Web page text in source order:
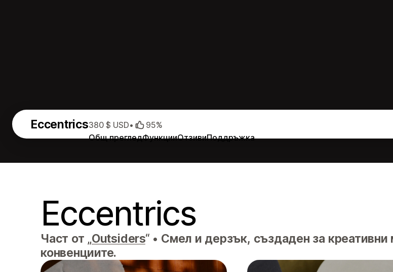
Eccentrics
Общ прегледФункцииОтзивиПоддръжка
380 $ USD• 95%
Eccentrics
Част от „Outsiders“ • Смел и дерзък, създаден за креативни
конвенциите.